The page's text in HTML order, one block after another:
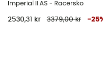
Imperial II AS - Racersko
2530,31 kr 3379,00 kr -25